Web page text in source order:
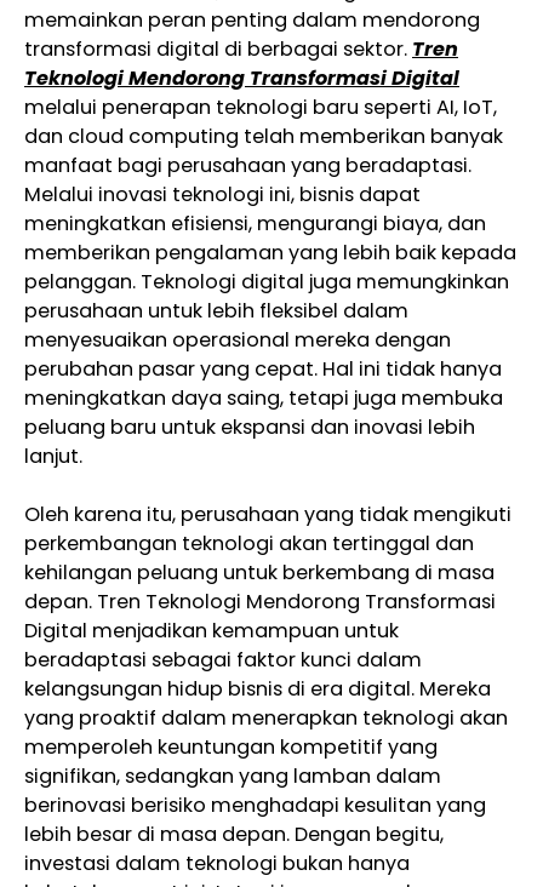
memainkan peran penting dalam mendorong
transformasi digital di berbagai sektor. Tren
Teknologi Mendorong Transformasi Digital
melalui penerapan teknologi baru seperti AI, IoT,
dan cloud computing telah memberikan banyak
manfaat bagi perusahaan yang beradaptasi.
Melalui inovasi teknologi ini, bisnis dapat
meningkatkan efisiensi, mengurangi biaya, dan
memberikan pengalaman yang lebih baik kepada
pelanggan. Teknologi digital juga memungkinkan
perusahaan untuk lebih fleksibel dalam
menyesuaikan operasional mereka dengan
perubahan pasar yang cepat. Hal ini tidak hanya
meningkatkan daya saing, tetapi juga membuka
peluang baru untuk ekspansi dan inovasi lebih
lanjut.
Oleh karena itu, perusahaan yang tidak mengikuti
perkembangan teknologi akan tertinggal dan
kehilangan peluang untuk berkembang di masa
depan. Tren Teknologi Mendorong Transformasi
Digital menjadikan kemampuan untuk
beradaptasi sebagai faktor kunci dalam
kelangsungan hidup bisnis di era digital. Mereka
yang proaktif dalam menerapkan teknologi akan
memperoleh keuntungan kompetitif yang
signifikan, sedangkan yang lamban dalam
berinovasi berisiko menghadapi kesulitan yang
lebih besar di masa depan. Dengan begitu,
investasi dalam teknologi bukan hanya